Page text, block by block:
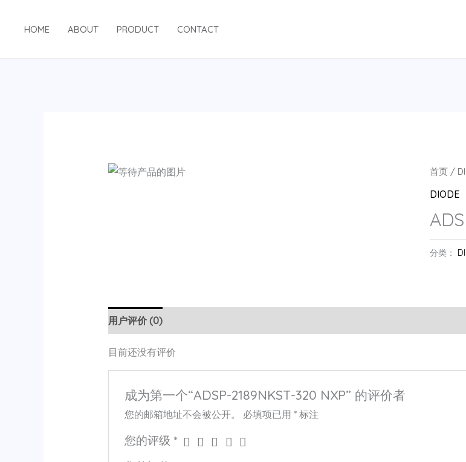
HOME ABOUT PRODUCT CONTACT
首页 /
DIODE
分类：
用户评价 (0)
目前还没有评价
成为第一个“ADSP-2189NKST-320 NXP” 的评价者
您的邮箱地址不会被公开。 必填项已用* 标注
您的评级 *